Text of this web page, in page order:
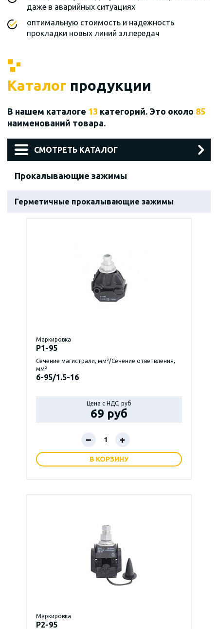
даже в аварийных ситуациях
оптимальную стоимость и надежность
прокладки новых линий эл.передач
Каталог продукции
В нашем каталоге 13 категорий. Это около 85
наименований товара.
СМОТРЕТЬ КАТАЛОГ
Прокалывающие зажимы
Герметичные прокалывающие зажимы
Маркировка
P1-95
Сечение магистрали, мм²/Сечение ответвления,
мм²
6-95/1.5-16
Цена с НДС, руб
69 руб
– +
В КОРЗИНУ
Маркировка
P2-95